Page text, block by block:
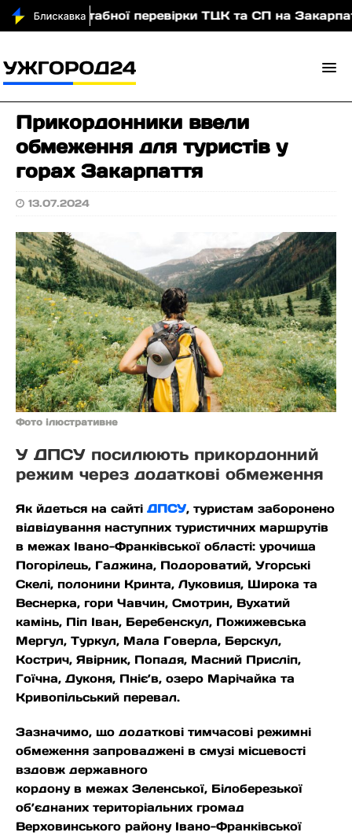
масштабної перевірки ТЦК та СП на Закарпатті:
Прикордонники ввели
обмеження для туристів у
горах Закарпаття
13.07.2024
Фото ілюстративне
У ДПСУ посилюють прикордонний
режим через додаткові обмеження
Як йдеться на сайті ДПСУ, туристам заборонено
відвідування наступних туристичних маршрутів
в межах Івано-Франківської області: урочища
Погорілець, Гаджина, Подороватий, Угорські
Скелі, полонини Кринта, Луковиця, Широка та
Веснерка, гори Чавчин, Смотрин, Вухатий
камінь, Піп Іван, Беребенскул, Пожижевська
Мергул, Туркул, Мала Говерла, Берскул,
Кострич, Явірник, Попадя, Масний Присліп,
Гоїчна, Дуконя, Пніє’в, озеро Марічайка та
Кривопільський перевал.
Зазначимо, що додаткові тимчасові режимні
обмеження запроваджені в смузі місцевості
вздовж державного
кордону в межах Зеленської, Білоберезької
об’єднаних територіальних громад
Верховинського району Івано-Франківської